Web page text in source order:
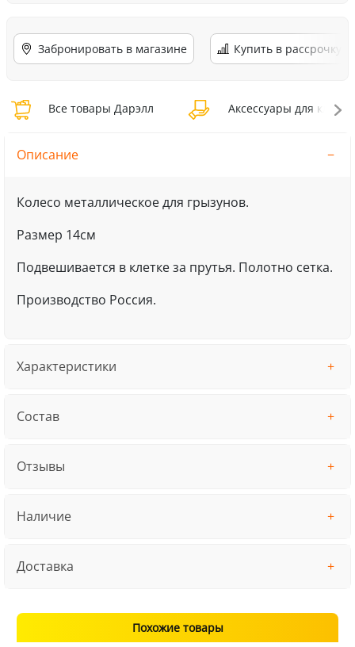
Забронировать в магазине Купить в рассрочку
Все товары Дарэлл Аксессуары для
Описание
Колесо металлическое для грызунов.
Размер 14см
Подвешивается в клетке за прутья. Полотно сетка.
Производство Россия.
Характеристики
Состав
Отзывы
Наличие
Доставка
Похожие товары